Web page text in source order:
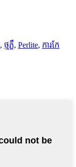
, ថ្មភ្លឺ, Perlite, ការកែ